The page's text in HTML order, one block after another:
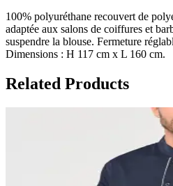
100% polyuréthane recouvert de
adaptée aux salons de coiffures et
suspendre la blouse. Fermeture
Dimensions : H 117 cm x L 160 cm.
Related Products